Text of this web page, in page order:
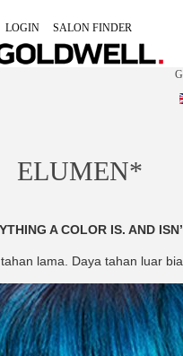
LOGIN SALON FINDER
ELUMEN*
A COLOR IS. AND
lama. Daya tahan luar